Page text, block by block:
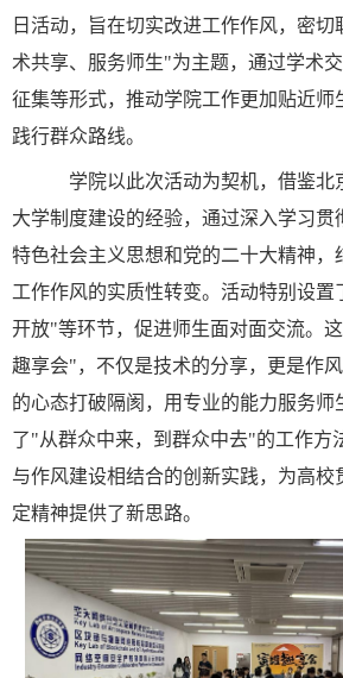
日活动，旨在切实改进工作作风，密切
术共享、服务师生"为主题，通过学术
征集等形式，推动学院工作更加贴近师
践行群众路线。
学院以此次活动为契机，借鉴北
大学制度建设的经验，通过深入学习贯
特色社会主义思想和党的二十大精神，
工作作风的实质性转变。 活动特别设置
开放"等环节， 促进师生面对面交流。
趣享会"，不仅是技术的分享，更是作
的心态打破隔阂，用专业的能力服务师
了"从群众中来，到群众中去"的工作方
与作风建设相结合的创新实践，为高校
定精神提供了新思路。